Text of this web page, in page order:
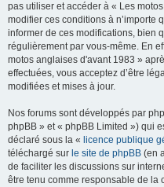
pas utiliser et accéder à « Les
modifier ces conditions à n’importe
informer de ces modifications, bien
régulièrement par vous-même. En
motos anglaises d'avant 1983 »
effectuées, vous acceptez d’être
modifiées et mises à jour.
Nos forums sont développés par
phpBB » et « phpBB Limited ») qui
déclaré sous la « licence publique
téléchargé sur le site de phpBB (en
de faciliter les discussions sur
être tenu comme responsable de la